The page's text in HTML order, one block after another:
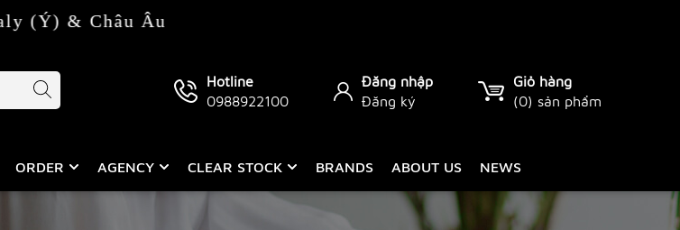
Âu
Hotline
0988922100
Đăng nhập
Đăng ký
Giỏ hàng
(0) sản phẩm
ORDER AGENCY CLEAR STOCK BRANDS ABOUT US NEWS